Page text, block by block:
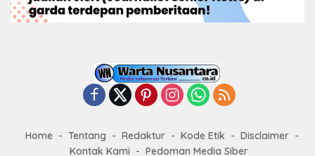
Home Tentang Redaktur Kode Etik
Disclaimer
Kontak Kami
Pedoman Media Siber